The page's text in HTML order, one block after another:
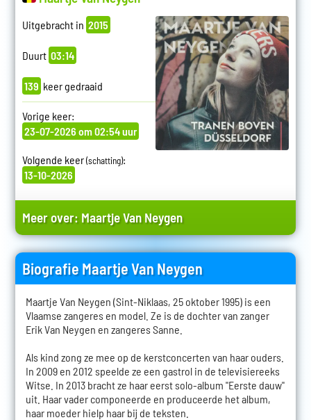
Uitgebracht in 2015
Duurt 03:14
139 keer gedraaid
Vorige keer:
23-07-2026 om 02:54 uur
Volgende keer(schatting):
13-10-2026
Meer over: Maartje Van Neygen
Biografie Maartje Van Neygen
Maartje Van Neygen (Sint-Niklaas, 25 oktober 1995) is een
Vlaamse zangeres en model. Ze is de dochter van zanger
Erik Van Neygen en zangeres Sanne.
Als kind zong ze mee op de kerstconcerten van haar ouders.
In 2009 en 2012 speelde ze een gastrol in de televisiereeks
Witse. In 2013 bracht ze haar eerst solo-album "Eerste dauw"
uit. Haar vader componeerde en produceerde het album,
haar moeder hielp haar bij de teksten.